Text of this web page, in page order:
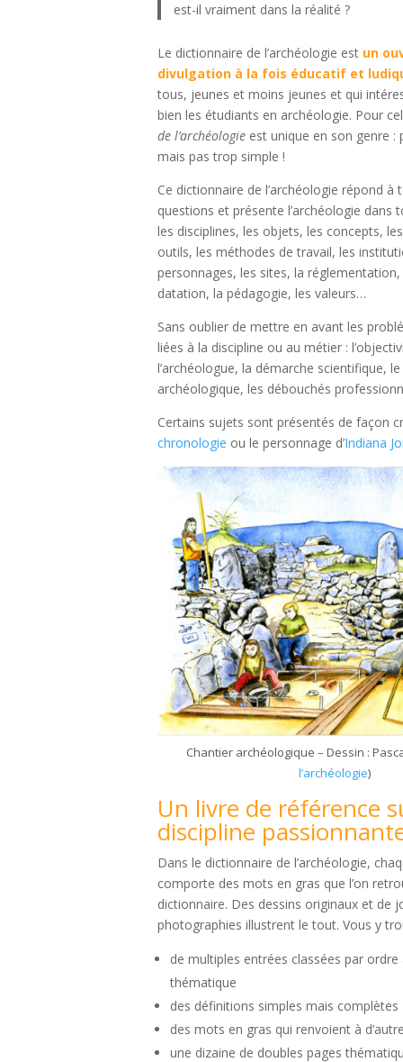
est-il vraiment dans la réalité ?
Le dictionnaire de l’archéologie est un
divulgation à la fois éducatif et
tous, jeunes et moins jeunes et qui
bien les étudiants en archéologie. Pour
de l’archéologie est unique en son genre
mais pas trop simple !
Ce dictionnaire de l’archéologie répond à
questions et présente l’archéologie dans
les disciplines, les objets, les concepts,
outils, les méthodes de travail, les
personnages, les sites, la
datation, la pédagogie, les valeurs…
Sans oublier de mettre en avant les
liées à la discipline ou au métier :
l’archéologue, la démarche scientifique,
archéologique, les débouchés
Certains sujets sont présentés de façon
chronologie ou le personnage d’Indiana
Chantier archéologique – Dessin :
l’archéologie)
Un livre de référence
discipline
Dans le dictionnaire de l’archéologie,
comporte des mots en gras que l’on
dictionnaire. Des dessins originaux et de
photographies illustrent le tout. Vous y
de multiples entrées classées par
thématique
des définitions simples mais complètes
des mots en gras qui renvoient à
une dizaine de doubles pages